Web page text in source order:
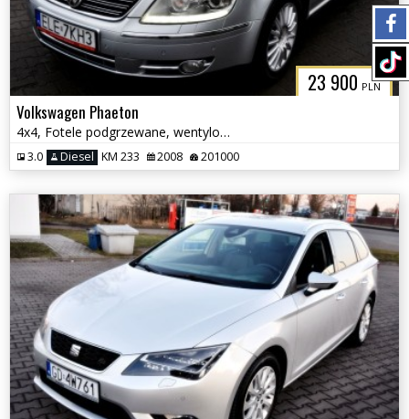
23 900 PLN
Volkswagen Phaeton
4x4, Fotele podgrzewane, wentylowane z funkcją masażu
3.0 Diesel KM 233 2008 201000